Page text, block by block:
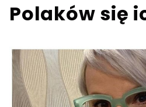
Polaków się